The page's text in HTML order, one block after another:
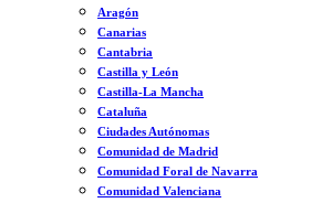
Aragón
Canarias
Cantabria
Castilla y León
Castilla-La Mancha
Cataluña
Ciudades Autónomas
Comunidad de Madrid
Comunidad Foral de Navarra
Comunidad Valenciana